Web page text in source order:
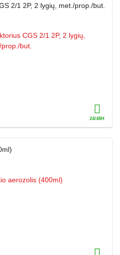
2/1 2P, 2 lygių, met./prop./but.